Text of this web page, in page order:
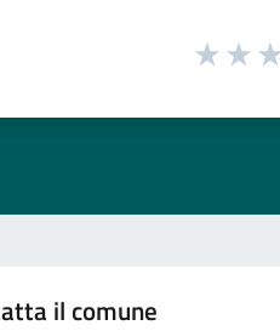
il comune